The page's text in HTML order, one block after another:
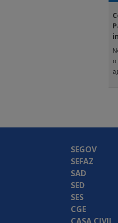
o
SEGOV
SEFAZ
SAD
SED
SES
CGE